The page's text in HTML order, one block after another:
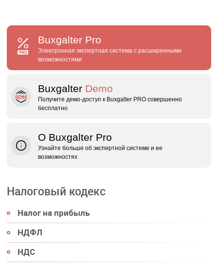
Buxgalter Pro
Электронная экспертная система с расширенными
возможностями
Buxgalter Demo
Получите демо‑доступ к Buxgalter PRO совершенно
бесплатно
О Buxgalter Pro
Узнайте больше об экспертной системе и ее
возможностях
Налоговый кодекс
Налог на прибыль
НДФЛ
НДС